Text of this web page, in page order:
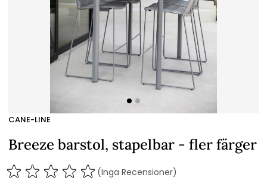
CANE-LINE
Breeze barstol, stapelbar - fler färger
(Inga Recensioner)